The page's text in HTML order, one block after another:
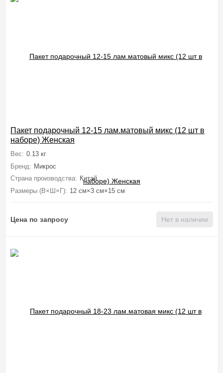
Пакет подарочный 12-15 лам.матовый микс (12 шт в
наборе) Женская
Вес: 0.13 кг
Бренд: Микрос
Страна производства: Китай
Размеры (В×Ш×Г): 12 см×3 см×15 см
Цена по запросу Нет в наличии